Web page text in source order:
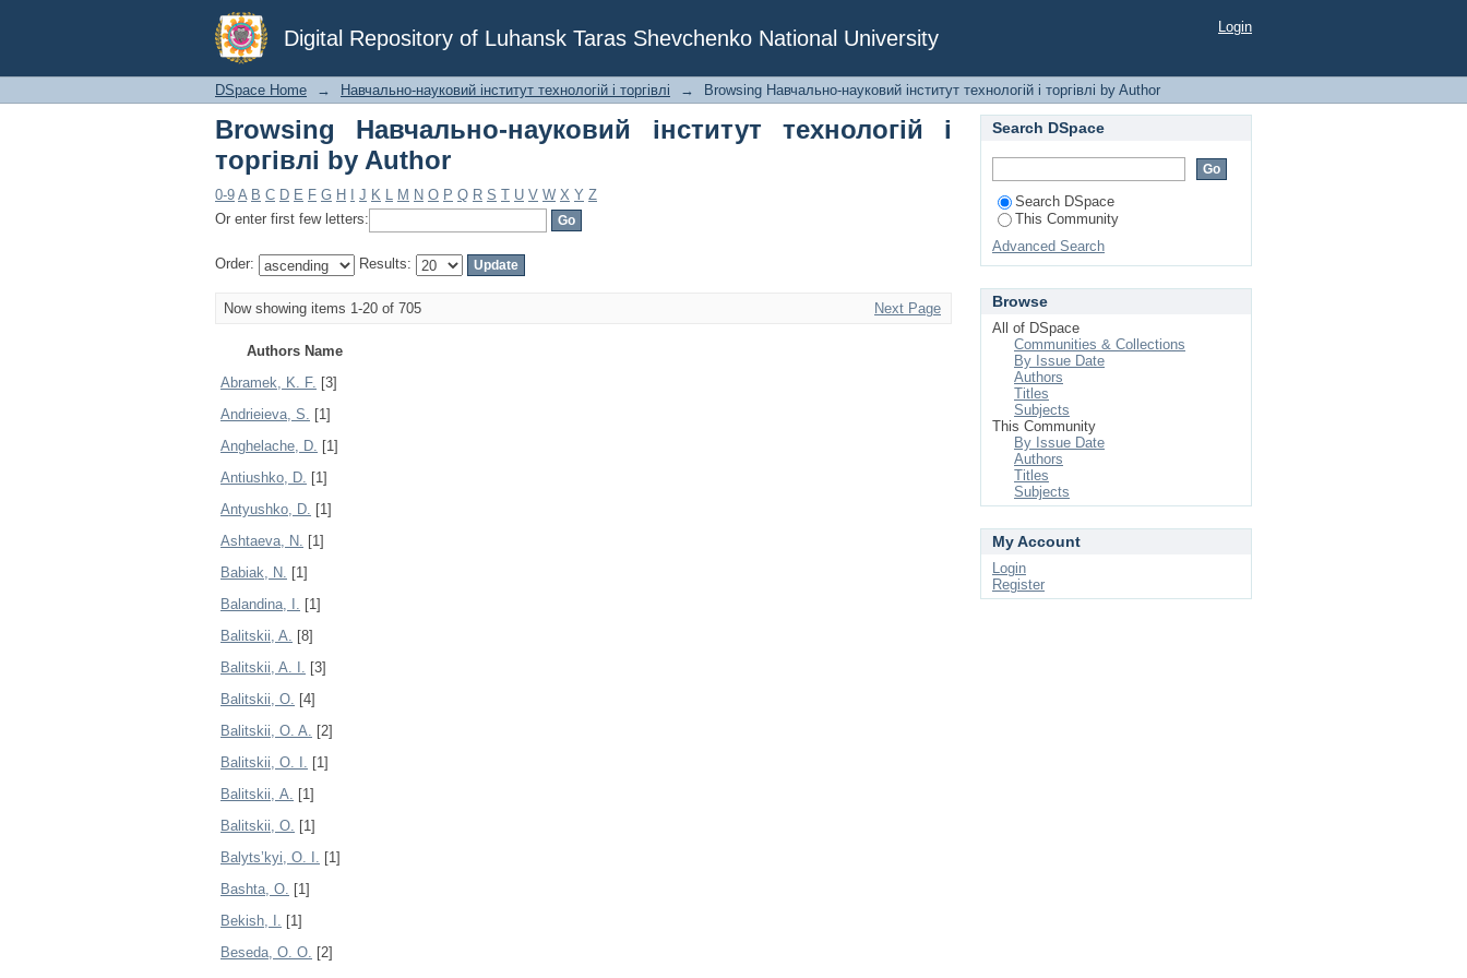
Digital Repository of Luhansk Taras Shevchenko National University
Browsing Навчально-науковий інститут технологій і торгівлі by Author Login
DSpace Home → Навчально-науковий інститут технологій і торгівлі → Browsing Навчально-науковий інститут технологій і торгівлі by Author
Browsing Навчально-науковий інститут технологій і
торгівлі by Author
0-9 A B C D E F G H J K L M N O P Q R S T U V W X Y Z
Or enter first few letters:
Order: Results:
Now showing items 1-20 of 705 Next Page
Authors Name
Abramek, K. F. [3]
Andrieieva, S. [1]
Anghelache, D. [1]
Antiushko, D. [1]
Antyushko, D. [1]
Ashtaeva, N. [1]
Babiak, N. [1]
Balandina, I. [1]
Balitskii, A. [8]
Balitskii, A. I. [3]
Balitskii, O. [4]
Balitskii, O. A. [2]
Balitskii, O. I. [1]
Balitskii, А. [1]
Balitskii, О. [1]
Balyts’kyi, O. I. [1]
Bashta, O. [1]
Bekish, I. [1]
Beseda, O. O. [2]
Search DSpace
Search DSpace
This Community
Advanced Search
Browse
All of DSpace
Communities & Collections
By Issue Date
Authors
Titles
Subjects
This Community
By Issue Date
Authors
Titles
Subjects
My Account
Login
Register